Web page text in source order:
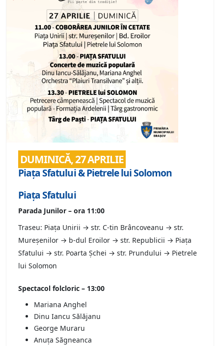
DUMINICĂ, 27 APRILIE
Piața Sfatului & Pietrele lui Solomon
Piața Sfatului
Parada Junilor – ora 11:00
Traseu: Piața Unirii → str. C-tin Brâncoveanu → str.
Mureșenilor → b-dul Eroilor → str. Republicii → Piața
Sfatului → str. Poarta Șchei → str. Prundului → Pietrele
lui Solomon
Spectacol folcloric – 13:00
Mariana Anghel
Dinu Iancu Sălăjanu
George Muraru
Anuța Săgneanca